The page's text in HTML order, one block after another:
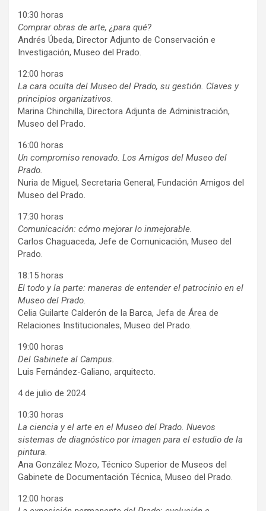
10:30 horas
Comprar obras de arte, ¿para qué?
Andrés Úbeda, Director Adjunto de Conservación e
Investigación, Museo del Prado.
12:00 horas
La cara oculta del Museo del Prado, su gestión. Claves y
principios organizativos.
Marina Chinchilla, Directora Adjunta de Administración,
Museo del Prado.
16:00 horas
Un compromiso renovado. Los Amigos del Museo del
Prado.
Nuria de Miguel, Secretaria General, Fundación Amigos del
Museo del Prado.
17:30 horas
Comunicación: cómo mejorar lo inmejorable.
Carlos Chaguaceda, Jefe de Comunicación, Museo del
Prado.
18:15 horas
El todo y la parte: maneras de entender el patrocinio en el
Museo del Prado.
Celia Guilarte Calderón de la Barca, Jefa de Área de
Relaciones Institucionales, Museo del Prado.
19:00 horas
Del Gabinete al Campus.
Luis Fernández-Galiano, arquitecto.
4 de julio de 2024
10:30 horas
La ciencia y el arte en el Museo del Prado. Nuevos
sistemas de diagnóstico por imagen para el estudio de la
pintura.
Ana González Mozo, Técnico Superior de Museos del
Gabinete de Documentación Técnica, Museo del Prado.
12:00 horas